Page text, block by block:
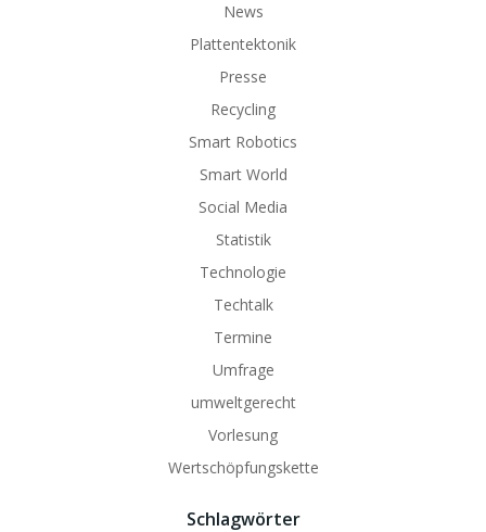
News
Plattentektonik
Presse
Recycling
Smart Robotics
Smart World
Social Media
Statistik
Technologie
Techtalk
Termine
Umfrage
umweltgerecht
Vorlesung
Wertschöpfungskette
Schlagwörter